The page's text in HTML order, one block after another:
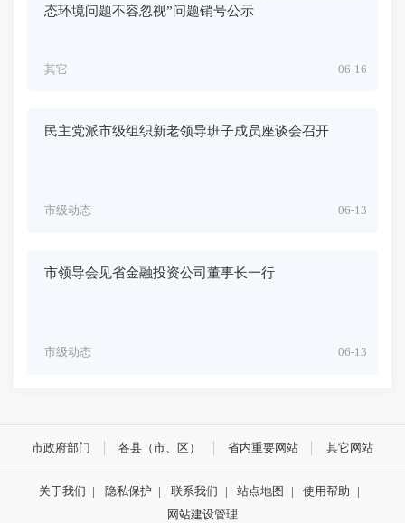
态环境问题不容忽视”问题销号公示
06-16
其它
民主党派市级组织新老领导班子成员座谈会召开
06-13
市级动态
市领导会见省金融投资公司董事长一行
06-13
市级动态
市政府部门 各县（市、区） 省内重要网站 其它网站
关于我们 | 隐私保护 | 联系我们 | 站点地图 | 使用帮助
|
网站建设管理